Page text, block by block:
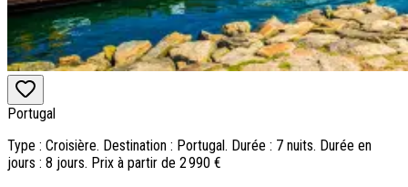
Portugal
Type : Croisière. Destination : Portugal. Durée : 7 nuits. Durée en
jours : 8 jours. Prix à partir de 2 990 €